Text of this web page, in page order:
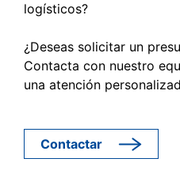
logísticos?
¿Deseas solicitar un
Contacta con nuestro
una atención
Contactar